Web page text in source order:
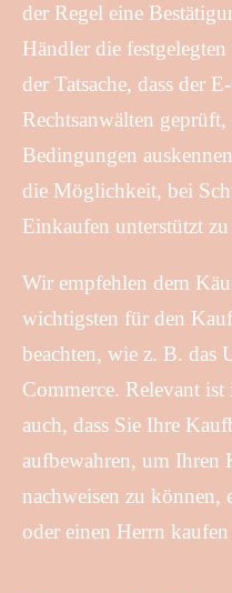
der Regel eine
Händler die
der Tatsache, dass der
Rechtsanwälten
Bedingungen
die Möglichkeit, bei
Einkaufen unterstützt
Wir empfehlen dem
wichtigsten für den
beachten, wie z. B. das
Commerce. Relevant
auch, dass Sie Ihre
aufbewahren, um
nachweisen zu können,
oder einen Herrn kaufen